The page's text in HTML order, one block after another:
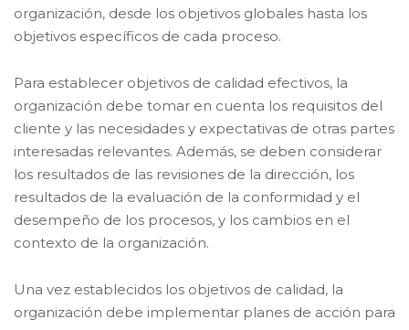
organización, desde los objetivos globales hasta los
objetivos específicos de cada proceso.
Para establecer objetivos de calidad efectivos, la
organización debe tomar en cuenta los requisitos del
cliente y las necesidades y expectativas de otras partes
interesadas relevantes. Además, se deben considerar
los resultados de las revisiones de la dirección, los
resultados de la evaluación de la conformidad y el
desempeño de los procesos, y los cambios en el
contexto de la organización.
Una vez establecidos los objetivos de calidad, la
organización debe implementar planes de acción para